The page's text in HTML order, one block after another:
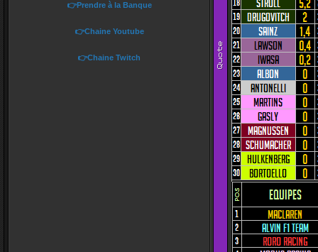
👉Prendre à la Banque
👉Chaine Youtube
👉Chaine Twitch